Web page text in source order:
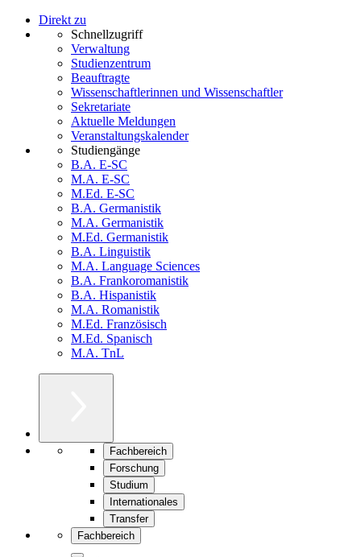
Direkt zu
Schnellzugriff
Verwaltung
Studienzentrum
Beauftragte
Wissenschaftlerinnen und Wissenschaftler
Sekretariate
Aktuelle Meldungen
Veranstaltungskalender
Studiengänge
B.A. E-SC
M.A. E-SC
M.Ed. E-SC
B.A. Germanistik
M.A. Germanistik
M.Ed. Germanistik
B.A. Linguistik
M.A. Language Sciences
B.A. Frankoromanistik
B.A. Hispanistik
M.A. Romanistik
M.Ed. Französisch
M.Ed. Spanisch
M.A. TnL
Fachbereich
Forschung
Studium
Internationales
Transfer
Fachbereich